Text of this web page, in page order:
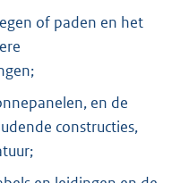
of paden en het
en de
constructies,